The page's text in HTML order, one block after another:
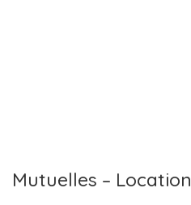
Mutuelles – Location